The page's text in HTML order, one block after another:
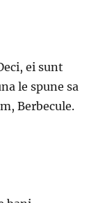
ei sunt
le spune sa
Berbecule.